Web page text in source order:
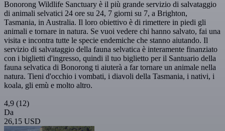
Bonorong Wildlife Sanctuary è il più grande servizio di salvataggio
di animali selvatici 24 ore su 24, 7 giorni su 7, a Brighton,
Tasmania, in Australia. Il loro obiettivo è di rimettere in piedi gli
animali e tornare in natura. Se vuoi vedere chi hanno salvato, fai una
visita e incontra tutte le specie endemiche che stanno aiutando. Il
servizio di salvataggio della fauna selvatica è interamente finanziato
con i biglietti d'ingresso, quindi il tuo biglietto per il Santuario della
fauna selvatica di Bonorong ti aiuterà a far tornare un animale nella
natura. Tieni d'occhio i vombati, i diavoli della Tasmania, i nativi, i
koala, gli emù e molto altro.
4,9 (12)
Da
26,15 USD